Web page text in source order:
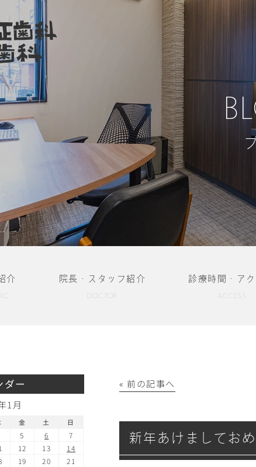
介 院長・スタッフ紹介
DOCTOR
診療時間・アク
« 前の記事へ
新年あけましてお
ダー
1月
金 土 日
5 6
7
12 13
14
19 20
21